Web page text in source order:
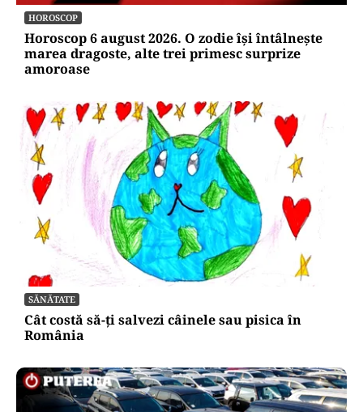
HOROSCOP
Horoscop 6 august 2026. O zodie își întâlnește
marea dragoste, alte trei primesc surprize
amoroase
SĂNĂTATE
Cât costă să-ți salvezi câinele sau pisica în
România